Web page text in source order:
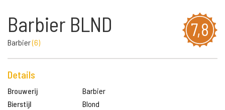
7,8
Barbier BLND
Barbier(6)
Details
Brouwerij
Barbier
Bierstijl
Blond